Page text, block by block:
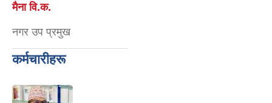
मैना वि‍.क.
नगर उप प्रमुख
कर्मचारीहरू